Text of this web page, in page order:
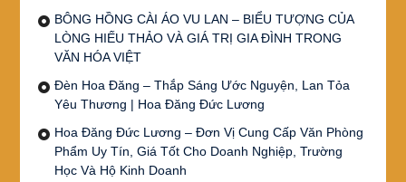
BÔNG HỒNG CÀI ÁO VU LAN – BIỂU TƯỢNG CỦA
LÒNG HIẾU THẢO VÀ GIÁ TRỊ GIA ĐÌNH TRONG
VĂN HÓA VIỆT
Đèn Hoa Đăng – Thắp Sáng Ước Nguyện, Lan Tỏa
Yêu Thương | Hoa Đăng Đức Lương
Hoa Đăng Đức Lương – Đơn Vị Cung Cấp Văn Phòng
Phẩm Uy Tín, Giá Tốt Cho Doanh Nghiệp, Trường
Học Và Hộ Kinh Doanh